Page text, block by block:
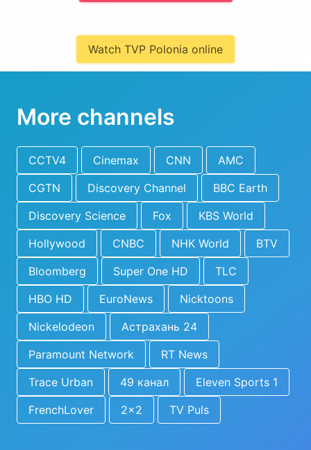
Watch TVP Polonia online
More channels
CCTV4 Cinemax CNN
AMC
CGTN
Discovery Channel
BBC Earth
Discovery Science
Fox
KBS World
Hollywood
CNBC NHK World
BTV
Bloomberg
Super One HD
TLC
HBO HD
EuroNews
Nicktoons
Nickelodeon
Астрахань 24
Paramount Network
RT News
Trace Urban
49 канал
Eleven Sports 1
FrenchLover
2x2 TV Puls